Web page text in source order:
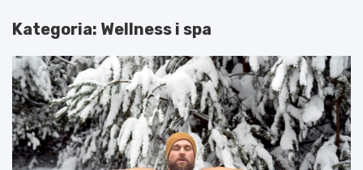
Kategoria: Wellness i spa